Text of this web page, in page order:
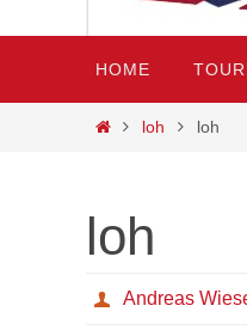
springen
HOME
Startloh loh
loh
Andreas